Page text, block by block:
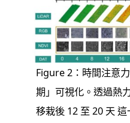
Figure 2：時間注意
期」可視化。透過熱
移栽後 12 至 20 天